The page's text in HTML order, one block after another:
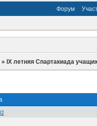
Форум
»IX летняя Спартакиада